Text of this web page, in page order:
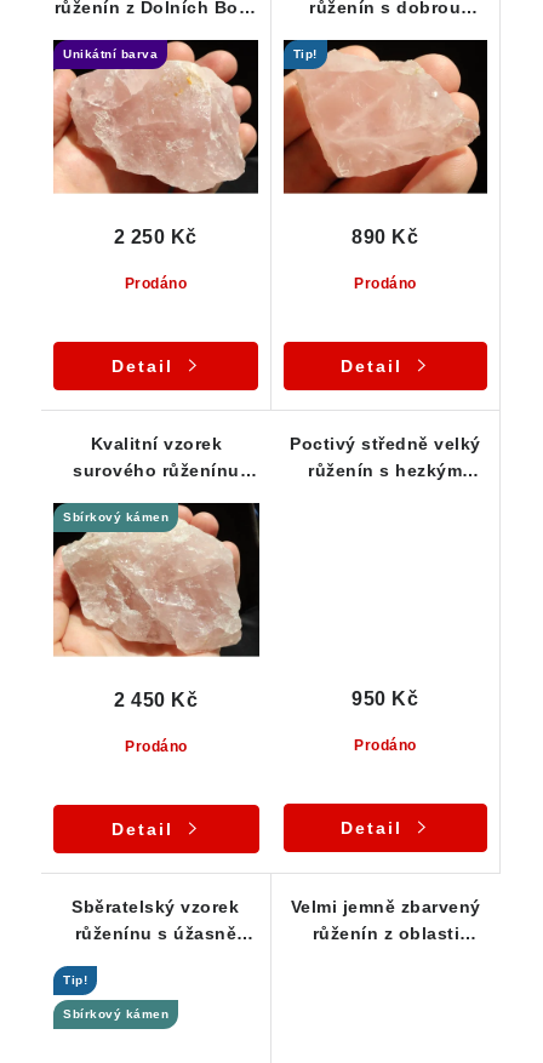
růženín z Dolních Borů
Unikátní barva
Prodáno
2 250 Kč
Detail
růženín s dobrou
Tip!
Prodáno
890 Kč
Detail
Kvalitní vzorek
surového růženínu
Sbírkový kámen
Prodáno
2 450 Kč
Detail
Poctivý středně velký
růženín s hezkým
Prodáno
950 Kč
Detail
Sběratelský vzorek
růženínu s úžasně
Tip!
Sbírkový kámen
Velmi jemně zbarvený
růženín z oblasti